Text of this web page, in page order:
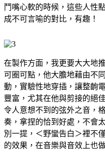
鬥嘴心軟的時候，這些人性
成不可言喻的對比，有趣！
在製作方面，我更要大大地
可圈可點，他大膽地藉由不
動，實驗性地穿插，讓整齣
豐富，尤其在他與剪接的絕
令人意想不到的弦外之音，
奏，拿捏的恰到好處，不會
別一提，＜野蠻告白＞裡不
的效果，在音樂與音效上也